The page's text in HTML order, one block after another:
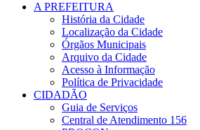
A PREFEITURA
História da Cidade
Localização da Cidade
Órgãos Municipais
Arquivo da Cidade
Acesso à Informação
Política de Privacidade
CIDADÃO
Guia de Serviços
Central de Atendimento 156